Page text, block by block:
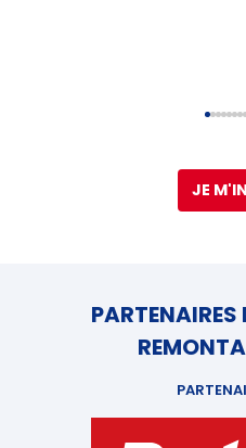
JE
PARTENAIRES